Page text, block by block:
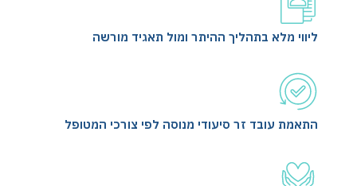
ליווי מלא בתהליך ההיתר ומול תאגיד מורשה
התאמת עובד זר סיעודי מנוסה לפי צורכי המטופל